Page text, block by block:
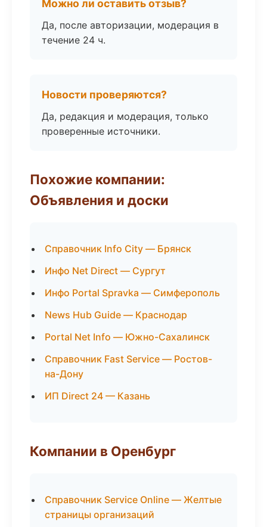
Можно ли оставить отзыв?
Да, после авторизации, модерация в
течение 24 ч.
Новости проверяются?
Да, редакция и модерация, только
проверенные источники.
Похожие компании:
Объявления и доски
Справочник Info City — Брянск
Инфо Net Direct — Сургут
Инфо Portal Spravka — Симферополь
News Hub Guide — Краснодар
Portal Net Info — Южно-Сахалинск
Справочник Fast Service — Ростов-
на-Дону
ИП Direct 24 — Казань
Компании в Оренбург
Справочник Service Online — Желтые
страницы организаций